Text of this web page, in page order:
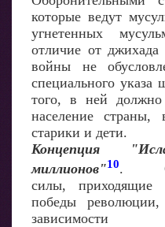
которые ведут
угнетенных
отличие от джихада
войны не
специального
того, в ней должно
население
старики и дети.
Концепция
миллионов"10.
силы, приходящие
победы
зависимости